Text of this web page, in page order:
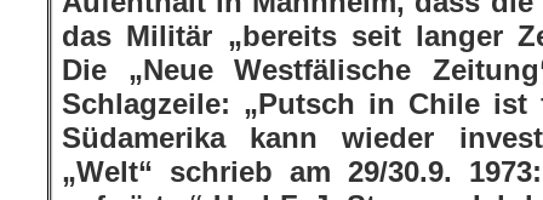
das Militär „bereits seit langer
Die „Neue Westfälische
Schlagzeile: „Putsch in Chile
Südamerika kann wieder
„Welt“ schrieb am 29/30.9.